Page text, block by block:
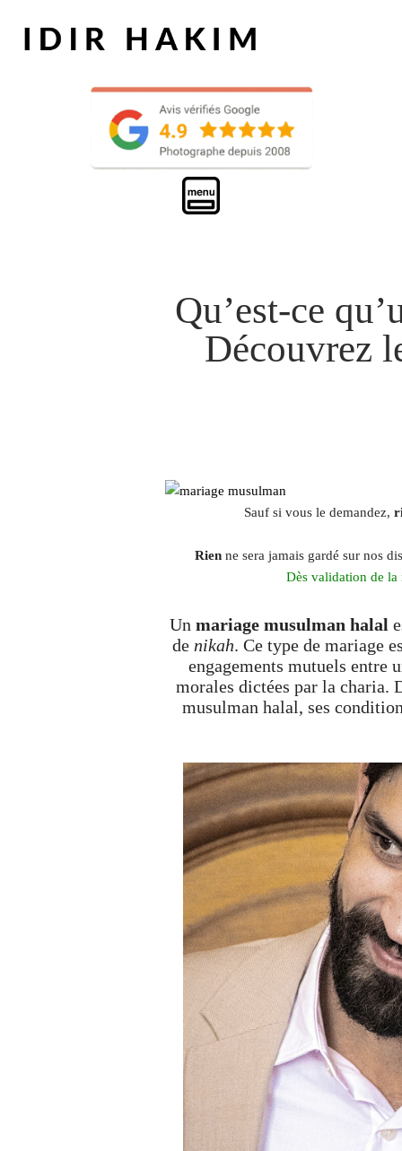
Qu’est-ce
Découvrez
Sauf si vous le demandez,
Rien ne sera jamais gardé sur nos
Dès validation de
Un mariage musulman halal
de nikah. Ce type de mariage
engagements mutuels entre
morales dictées par la charia.
musulman halal, ses